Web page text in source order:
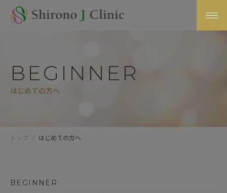
BEGINNER
はじめての方へ
トップ はじめての方へ
BEGINNER